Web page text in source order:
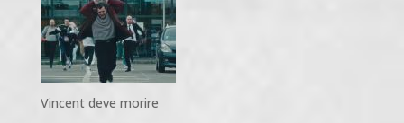
Vincent deve morire